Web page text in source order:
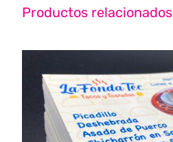
Productos relacionados